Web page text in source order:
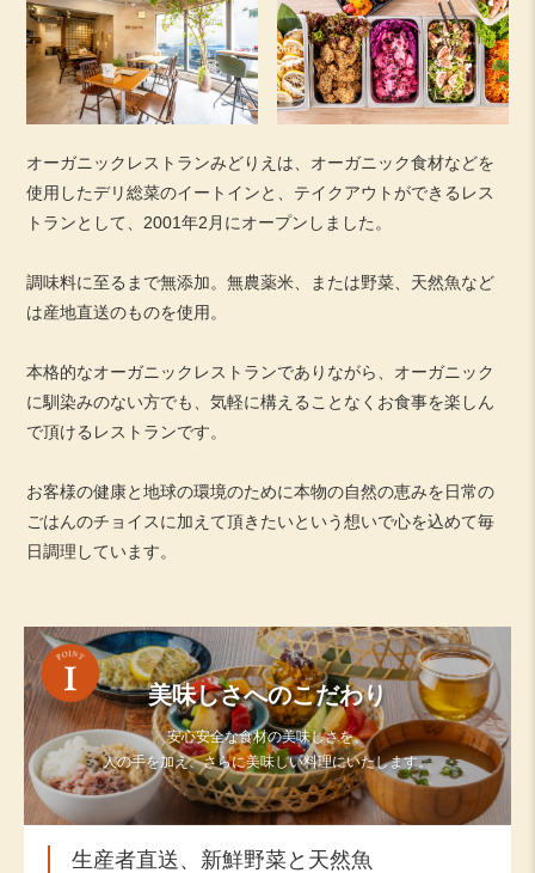
オーガニックレストランみどりえは、オーガニック食材などを
使用したデリ総菜のイートインと、テイクアウトができるレス
トランとして、2001年2月にオープンしました。
調味料に至るまで無添加。無農薬米、または野菜、天然魚など
は産地直送のものを使用。
本格的なオーガニックレストランでありながら、オーガニック
に馴染みのない方でも、気軽に構えることなくお食事を楽しん
で頂けるレストランです。
お客様の健康と地球の環境のために本物の自然の恵みを日常の
ごはんのチョイスに加えて頂きたいという想いで心を込めて毎
日調理しています。
美味しさへのこだわり
安心安全な食材の美味しさを、
人の手を加え、さらに美味しい料理にいたします。
生産者直送、新鮮野菜と天然魚